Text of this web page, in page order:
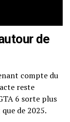
de
compte du
reste
6 sorte plus
de 2025.